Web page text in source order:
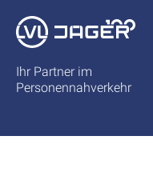
Ihr Partner im
Personennahverkehr